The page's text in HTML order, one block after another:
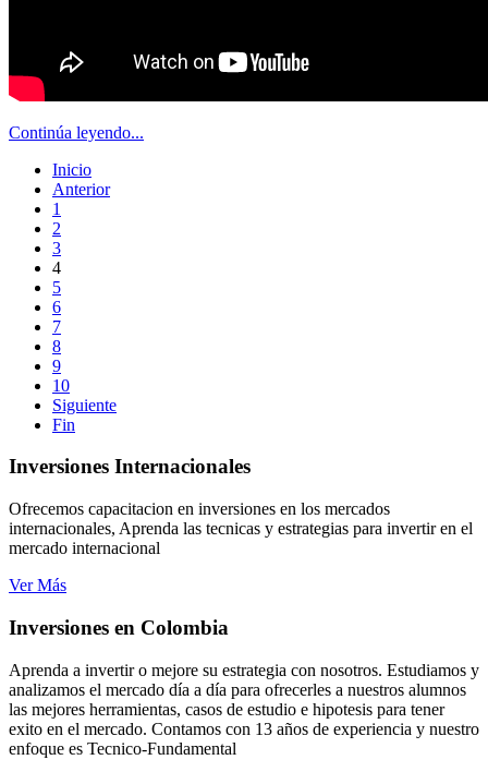
Continúa leyendo...
Inicio
Anterior
1
2
3
4
5
6
7
8
9
10
Siguiente
Fin
Inversiones Internacionales
Ofrecemos capacitacion en inversiones en los mercados
internacionales, Aprenda las tecnicas y estrategias para invertir en el
mercado internacional
Ver Más
Inversiones en Colombia
Aprenda a invertir o mejore su estrategia con nosotros. Estudiamos y
analizamos el mercado día a día para ofrecerles a nuestros alumnos
las mejores herramientas, casos de estudio e hipotesis para tener
exito en el mercado. Contamos con 13 años de experiencia y nuestro
enfoque es Tecnico-Fundamental